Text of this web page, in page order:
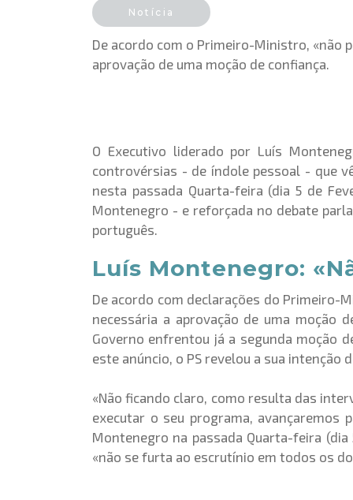
Notícia
De acordo com o Primeiro-Ministro, «não
aprovação de uma moção de confiança.
O Executivo liderado por Luís
controvérsias - de índole pessoal - que
nesta passada Quarta-feira (dia 5 de
Montenegro - e reforçada no debate
português.
Luís Montenegro:
De acordo com declarações do Primeiro-
necessária a aprovação de uma moção
Governo enfrentou já a segunda moção
este anúncio, o PS revelou a sua
«Não ficando claro, como resulta das
executar o seu programa, avançaremos
Montenegro na passada Quarta-feira
«não se furta ao escrutínio em todos os